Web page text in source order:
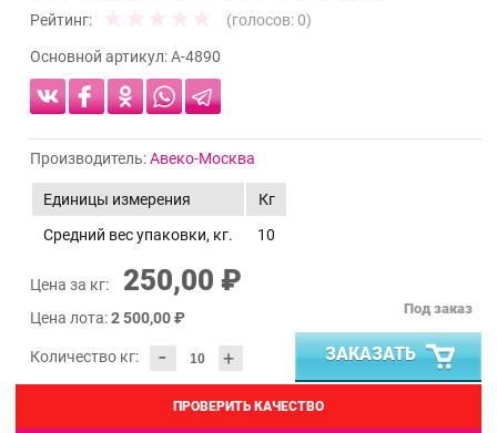
Рейтинг: (голосов: 0)
Основной артикул:А-4890
Производитель:Авеко-Москва
Единицы измерения
Кг
Средний вес упаковки, кг.
10
Цена за кг: 250,00 ₽
Цена лота:2 500,00 ₽
Количество кг: - +
Под заказ
ЗАКАЗАТЬ
ПРОВЕРИТЬ КАЧЕСТВО